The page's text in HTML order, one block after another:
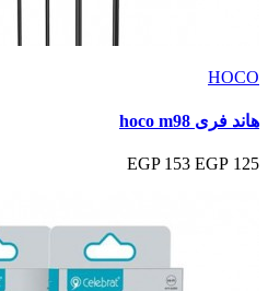
HOCO
هاند فرى hoco m98
125 EGP
153 EGP